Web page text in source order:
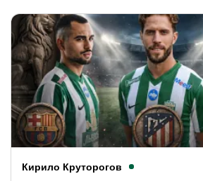
Кирило Круторогов